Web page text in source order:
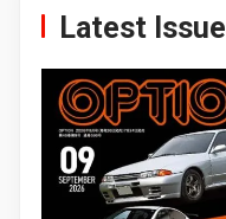
Latest Issue